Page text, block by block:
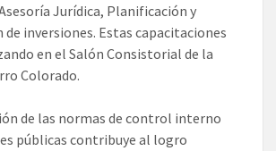
Jurídica, Planificación y
inversiones. Estas capacitaciones
en el Salón Consistorial de la
Colorado.
de las normas de control interno
públicas contribuye al logro